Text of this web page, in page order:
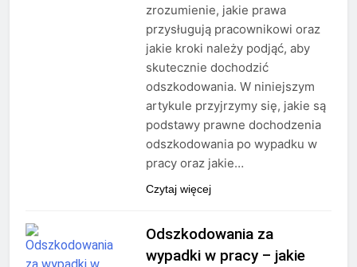
zrozumienie, jakie prawa
przysługują pracownikowi oraz
jakie kroki należy podjąć, aby
skutecznie dochodzić
odszkodowania. W niniejszym
artykule przyjrzymy się, jakie są
podstawy prawne dochodzenia
odszkodowania po wypadku w
pracy oraz jakie…
Czytaj więcej
Odszkodowania za
wypadki w pracy – jakie